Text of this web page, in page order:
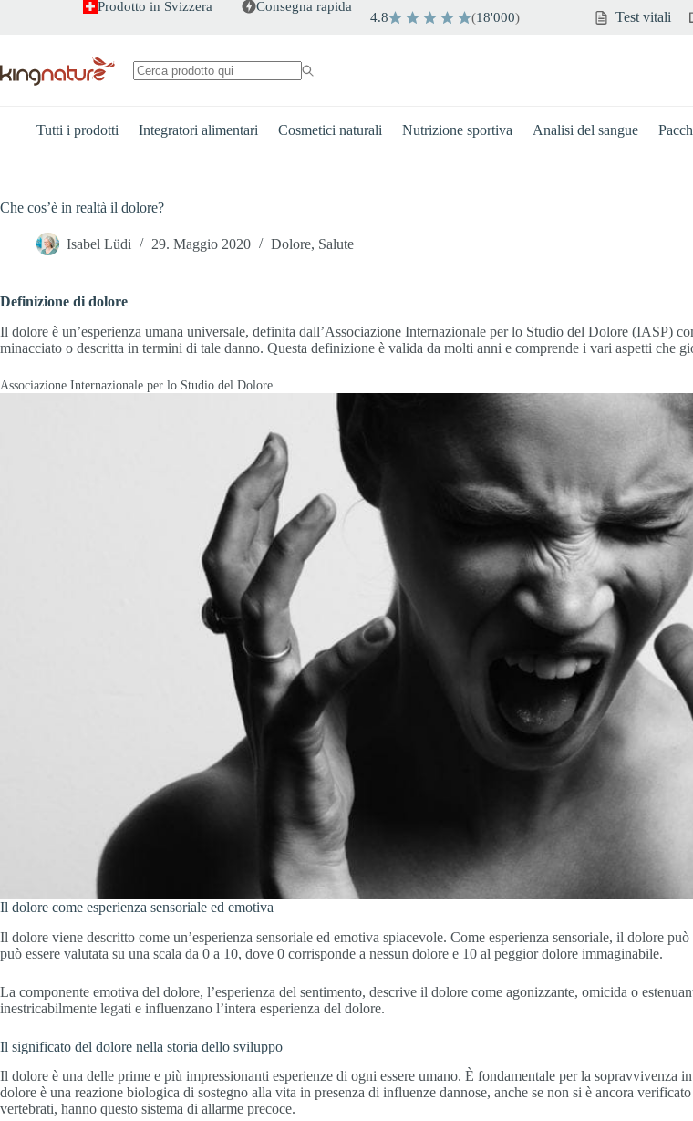
Prodotto in Svizzera Consegna rapida
4.8 (18'000) Test vitali
Tutti i prodotti Integratori alimentari Cosmetici naturali Nutrizione sportiva Analisi del sangue
Che cos’è in realtà il dolore?
Isabel Lüdi 29. Maggio 2020 Dolore, Salute
Definizione di dolore
Il dolore è un’esperienza umana universale, definita dall’Associazione Internazionale per lo Studio del Dolore (IASP)
minacciato o descritta in termini di tale danno. Questa definizione è valida da molti anni e comprende i vari aspetti che
Associazione Internazionale per lo Studio del Dolore
Il dolore come esperienza sensoriale ed emotiva
Il dolore viene descritto come un’esperienza sensoriale ed emotiva spiacevole. Come esperienza sensoriale, il dolore
può essere valutata su una scala da 0 a 10, dove 0 corrisponde a nessun dolore e 10 al peggior dolore immaginabile.
La componente emotiva del dolore, l’esperienza del sentimento, descrive il dolore come agonizzante, omicida o
inestricabilmente legati e influenzano l’intera esperienza del dolore.
Il significato del dolore nella storia dello sviluppo
Il dolore è una delle prime e più impressionanti esperienze di ogni essere umano. È fondamentale per la
dolore è una reazione biologica di sostegno alla vita in presenza di influenze dannose, anche se non si è ancora
vertebrati, hanno questo sistema di allarme precoce.